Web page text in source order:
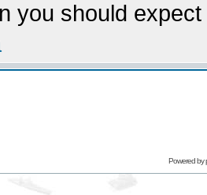
you should
Powered by